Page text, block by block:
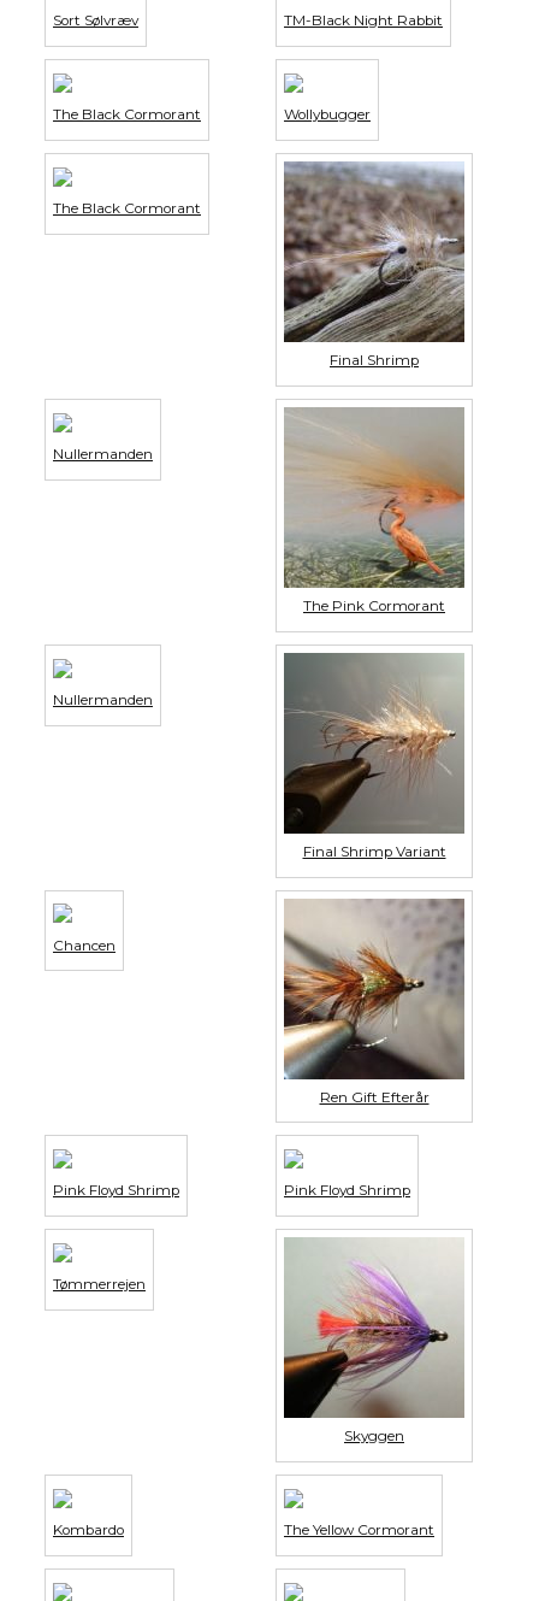
Sort Sølvræv TM-Black Night Rabbit
The Black Cormorant Wollybugger
The Black Cormorant
Final Shrimp
Nullermanden
The Pink Cormorant
Nullermanden
Final Shrimp Variant
Chancen
Ren Gift Efterår
Pink Floyd Shrimp Pink Floyd Shrimp
Tømmerrejen
Skyggen
Kombardo The Yellow Cormorant